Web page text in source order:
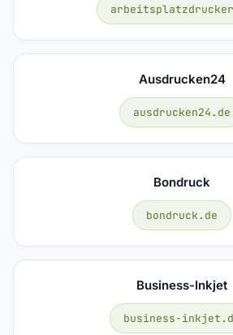
Ausdrucken24
ausdrucken24.de
Bondruck
bondruck.de
Business-Inkjet
business-